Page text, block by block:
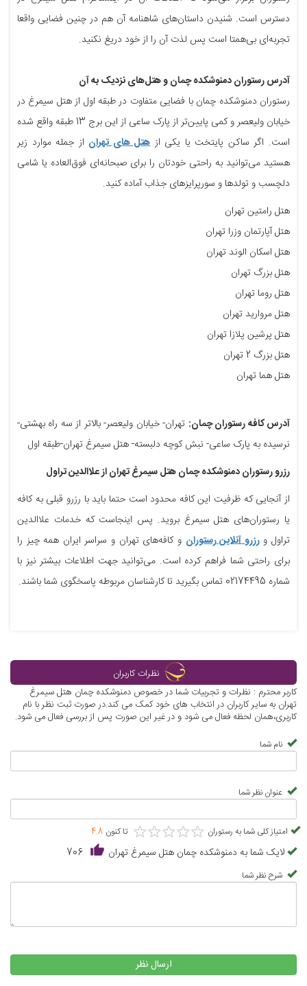
دسترس است. شنیدن داستان‌های شاهنامه آن هم در چنین فضایی واقعا
تجربه‌ای بی‌همتا است پس لذت آن را از خود دریغ نکنید.
آدرس رستوران دمنوشکده چمان و هتل‌های نزدیک به آن
رستوران دمنوشکده چمان با فضایی متفاوت در طبقه اول از هتل سیمرغ در
خیابان ولیعصر و کمی پایین‌تر از پارک ساعی از این برج 13 طبقه واقع شده
است. اگر ساکن پایتخت یا یکی ازهتل های تهران از جمله موارد زیر
هستید می‌توانید به راحتی خودتان را برای صبحانه‌ای فوق‌العاده یا شامی
دلچسب و تولدها و سورپرایزهای جذاب آماده کنید.
هتل رامتین تهران
هتل آپارتمان وزرا تهران
هتل اسکان الوند تهران
هتل بزرگ تهران
هتل روما تهران
هتل مروارید تهران
هتل پرشین پلازا تهران
هتل بزرگ 2 تهران
هتل هما تهران
آدرس کافه رستوران چمان: تهران- خیابان ولیعصر- بالاتر از سه راه بهشتی-
نرسیده به پارک ساعی- نبش کوچه دلبسته- هتل سیمرغ تهران-طبقه اول
رزرو رستوران دمنوشکده چمان هتل سیمرغ تهران از علاالدین تراول
از آنجایی که ظرفیت این کافه محدود است حتما باید با رزرو قبلی به کافه
یا رستوران‌های هتل سیمرغ بروید. پس اینجاست که خدمات علاالدین
تراول ورزرو آنلاین رستوران و کافه‌‌های تهران و سراسر ایران همه چیز را
برای راحتی شما فراهم کرده است. می‌توانید جهت اطلاعات بیشتر نیز با
شماره 02174495 تماس بگیرید تا کارشناسان مربوطه پاسخگوی شما باشند.
نظرات کاربران
کاربر محترم : نظرات و تجربیات شما در خصوص دمنوشکده چمان هتل سیمرغ
تهران به سایر کاربران در انتخاب های خود کمک می کند.در صورت ثبت نظر با نام
کاربری،همان لحظه فعال می شود و در غیر این صورت پس از بررسی فعال می شود.
نام شما
عنوان نظر شما
امتیاز کلی شما به رستوران ★★★★★
★★★★★ تا کنون 4.8
لایک شما به دمنوشکده چمان هتل سیمرغ تهران 706
شرح نظر شما
ارسال نظر